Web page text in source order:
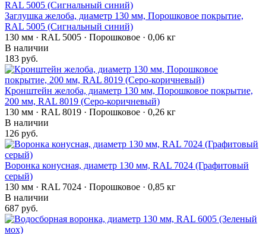
Заглушка желоба, диаметр 130 мм, Порошковое покрытие,
RAL 5005 (Сигнальный синий)
130 мм · RAL 5005 · Порошковое · 0,06 кг
В наличии
183 руб.
Кронштейн желоба, диаметр 130 мм, Порошковое покрытие,
200 мм, RAL 8019 (Серо-коричневый)
130 мм · RAL 8019 · Порошковое · 0,26 кг
В наличии
126 руб.
Воронка конусная, диаметр 130 мм, RAL 7024 (Графитовый
серый)
130 мм · RAL 7024 · Порошковое · 0,85 кг
В наличии
687 руб.